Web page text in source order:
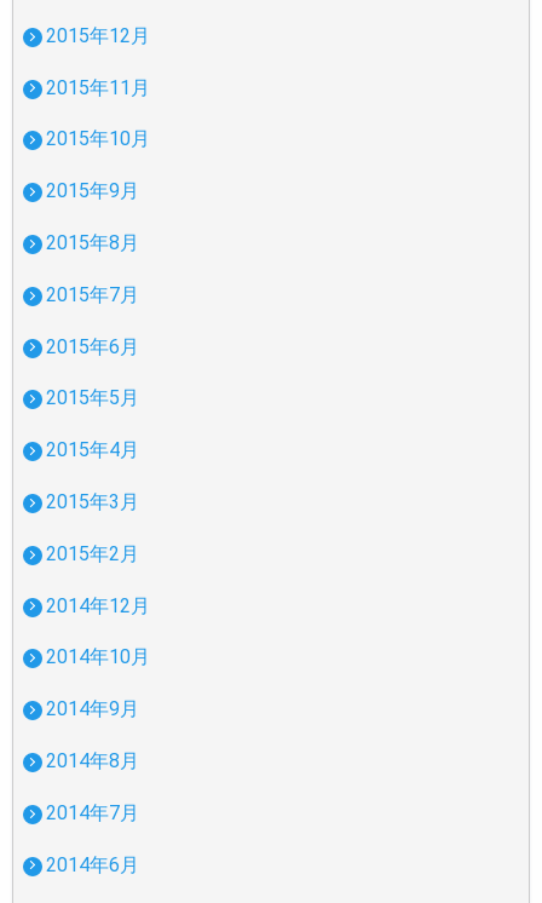
2015年12月
2015年11月
2015年10月
2015年9月
2015年8月
2015年7月
2015年6月
2015年5月
2015年4月
2015年3月
2015年2月
2014年12月
2014年10月
2014年9月
2014年8月
2014年7月
2014年6月